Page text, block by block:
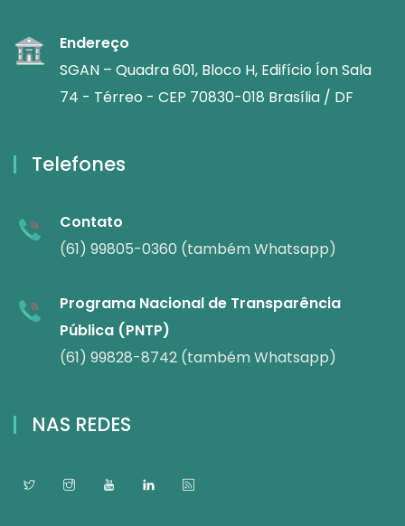
Endereço
SGAN – Quadra 601, Bloco H, Edifício Íon Sala
74 - Térreo - CEP 70830-018 Brasília / DF
Telefones
Contato
(61) 99805-0360 (também Whatsapp)
Programa Nacional de Transparência
Pública (PNTP)
(61) 99828-8742 (também Whatsapp)
NAS REDES